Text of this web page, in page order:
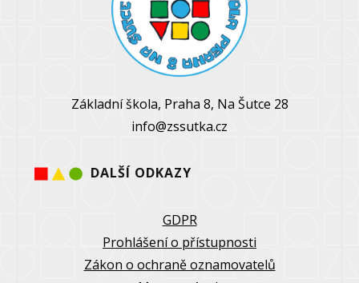
Základní škola, Praha 8, Na Šutce 28
info@zssutka.cz
DALŠÍ ODKAZY
GDPR
Prohlášení o přístupnosti
Zákon o ochraně oznamovatelů